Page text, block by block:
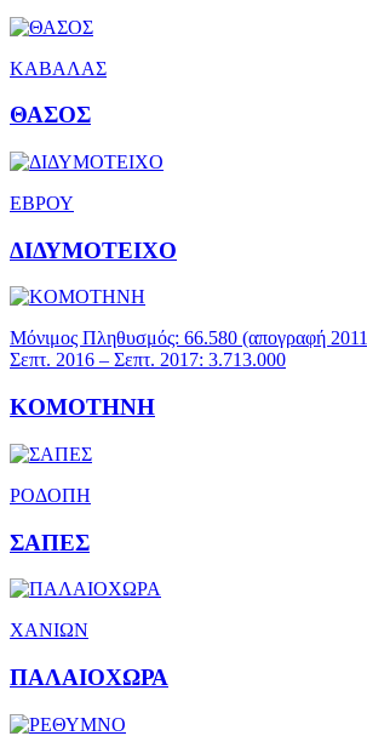
ΚΑΒΑΛΑΣ
ΘΑΣΟΣ
ΕΒΡΟΥ
ΔΙΔΥΜΟΤΕΙΧΟ
Μόνιμος Πληθυσμός: 66.580 (απογραφή
Σεπτ. 2016 – Σεπτ. 2017: 3.713.000
KOMOTHNH
ΡΟΔΟΠΗ
ΣΑΠΕΣ
ΧΑΝΙΩΝ
ΠΑΛΑΙΟΧΩΡΑ